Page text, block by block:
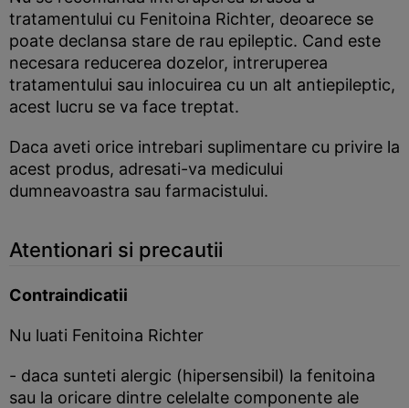
tratamentului cu Fenitoina Richter, deoarece se
poate declansa stare de rau epileptic. Cand este
necesara reducerea dozelor, intreruperea
tratamentului sau inlocuirea cu un alt antiepileptic,
acest lucru se va face treptat.
Daca aveti orice intrebari suplimentare cu privire la
acest produs, adresati-va medicului
dumneavoastra sau farmacistului.
Atentionari si precautii
Contraindicatii
Nu luati Fenitoina Richter
- daca sunteti alergic (hipersensibil) la fenitoina
sau la oricare dintre celelalte componente ale